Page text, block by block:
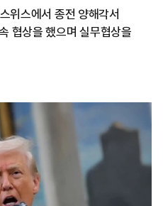
위스에서 종전 양해각서
협상을 했으며 실무협상을